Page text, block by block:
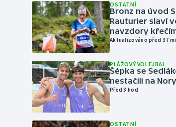
OSTATNÍ
Bronz na úvod
Rauturier slaví
navzdory
Aktualizováno před 37
PLÁŽOVÝ VOLEJBAL
Šépka se
nestačili na Nory
Před 3 hod
OSTATNÍ